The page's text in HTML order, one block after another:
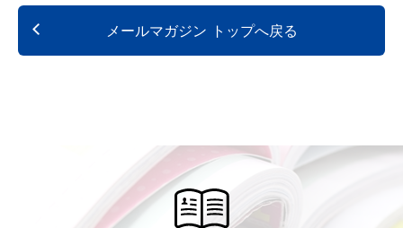
メールマガジン トップへ戻る